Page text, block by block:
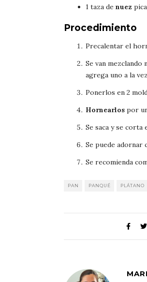
1 taza de nuez
Procedimiento
Precalentar el
Se van mezclando
agrega uno a la
Ponerlos en 2
Hornearlos por
Se saca y se corta
Se puede adornar
Se recomienda
PAN PANQUÉ PLÁTANO